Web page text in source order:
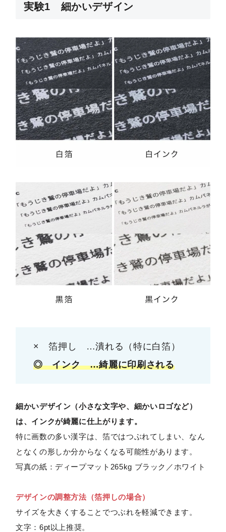
実験1 細かいデザイン
× 箔押し …潰れる（特に白箔）
◎ インク …綺麗に印刷される
細かいデザイン（小さな文字や、細かいロゴなど）
は、インクが綺麗に仕上がります。
特に画数の多い漢字は、箔ではつぶれてしまい、なん
となくの形しか分からなくなる可能性があります。
写真の紙：ディープマット265kg ブラック／ホワイト
デザインの調整方法（箔押しの場合）
サイズを大きくすることでつぶれを軽減できます。
文字：6pt以上推奨。